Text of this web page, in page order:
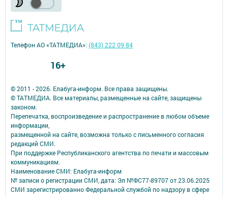
© 2011 - 2026. Елабуга-информ. Все права защищены.
© ТАТМЕДИА. Все материалы, размещенные на сайте, защищены
законом.
Перепечатка, воспроизведение и распространение в любом объеме
информации,
размещенной на сайте, возможна только с письменного согласия
редакций СМИ.
При поддержке Республиканского агентства по печати и массовым
коммуникациям.
Наименование СМИ: Елабуга-информ
№ записи о регистрации СМИ, дата: Эл №ФС77-89707 от 23.06.2025
СМИ зарегистрированно Федеральной службой по надзору в сфере
Телефон АО «ТАТМЕДИА»:(843) 222 09 84
16+